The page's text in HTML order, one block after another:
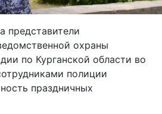
представители
охраны
по Курганской области во
полиции
праздничных